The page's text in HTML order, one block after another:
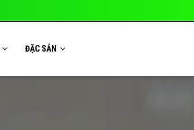
ĐẶC SẢN